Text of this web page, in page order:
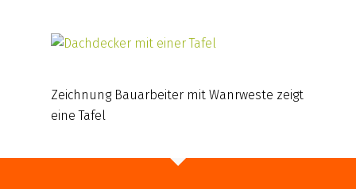
Zeichnung Bauarbeiter mit Wanrweste zeigt
eine Tafel